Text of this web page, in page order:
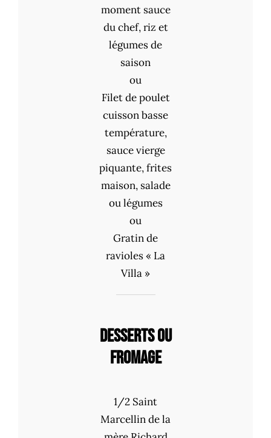
moment sauce
du chef, riz et
légumes de
saison
ou
Filet de poulet
cuisson basse
température,
sauce vierge
piquante, frites
maison, salade
ou légumes
ou
Gratin de
ravioles « La
Villa »
DESSERTS OU
FROMAGE
1/2 Saint
Marcellin de la